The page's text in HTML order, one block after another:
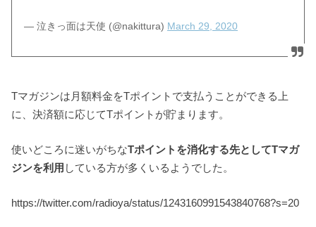
— 泣きっ面は天使 (@nakittura) March 29, 2020
Tマガジンは月額料金をTポイントで支払うことができる上
に、決済額に応じてTポイントが貯まります。
使いどころに迷いがちなTポイントを消化する先としてTマガ
ジンを利用 している方が多くいるようでした。
https://twitter.com/radioya/status/1243160991543840768?s=20